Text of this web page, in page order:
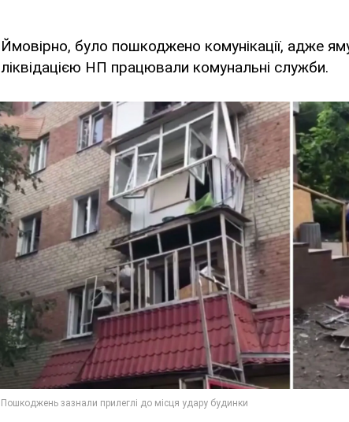
Ймовірно, було пошкоджено комунікації, адже
ліквідацією НП працювали комунальні служби.